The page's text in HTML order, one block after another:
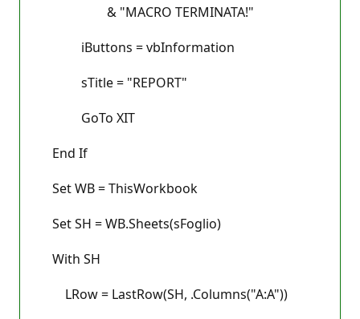
& "MACRO TERMINATA!"
iButtons = vbInformation
sTitle = "REPORT"
GoTo XIT
End If
Set WB = ThisWorkbook
Set SH = WB.Sheets(sFoglio)
With SH
LRow = LastRow(SH, .Columns("A:A"))